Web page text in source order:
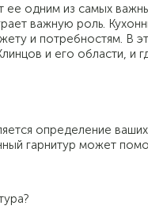
ее одним из самых
важную роль.
и потребностям. В
и его области, и
определение
гарнитур может